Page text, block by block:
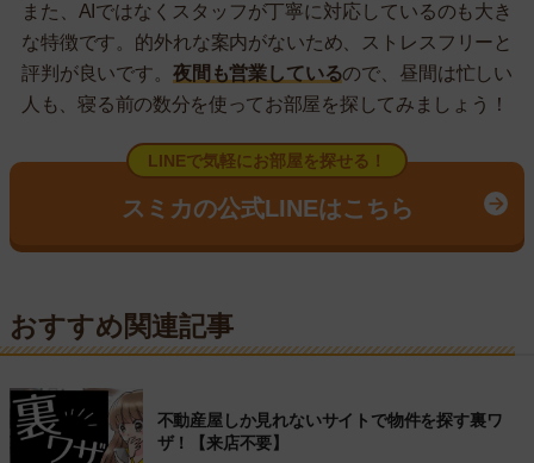
また、AIではなくスタッフが丁寧に対応しているのも大き
な特徴です。的外れな案内がないため、ストレスフリーと
評判が良いです。 夜間も営業しているので、昼間は忙しい
人も、寝る前の数分を使ってお部屋を探してみましょう！
LINEで気軽にお部屋を探せる！
スミカの公式LINEはこちら
おすすめ関連記事
不動産屋しか見れないサイトで物件を探す裏ワ
ザ！【来店不要】